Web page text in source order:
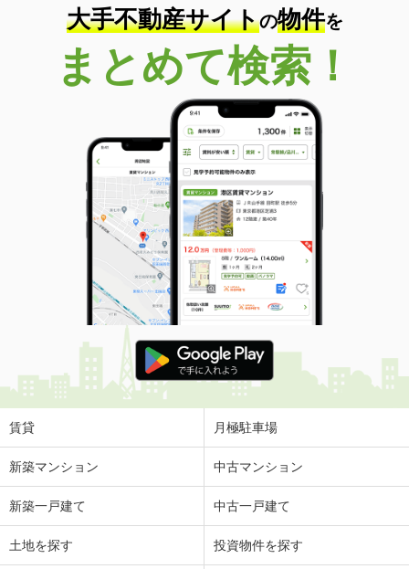
大手不動産サイトの物件を
まとめて検索！
賃貸 月極駐車場
新築マンション 中古マンション
新築一戸建て 中古一戸建て
土地を探す 投資物件を探す